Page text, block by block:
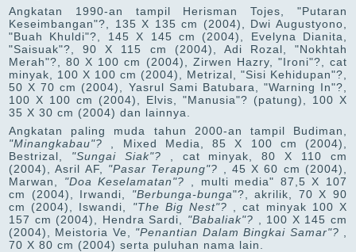
Angkatan 1990-an tampil Herisman Tojes, "Putaran
Keseimbangan"?, 135 X 135 cm (2004), Dwi Augustyono,
"Buah Khuldi"?, 145 X 145 cm (2004), Evelyna Dianita,
"Saisuak"?, 90 X 115 cm (2004), Adi Rozal, "Nokhtah
Merah"?, 80 X 100 cm (2004), Zirwen Hazry, "Ironi"?, cat
minyak, 100 X 100 cm (2004), Metrizal, "Sisi Kehidupan"?,
50 X 70 cm (2004), Yasrul Sami Batubara, "Warning In"?,
100 X 100 cm (2004), Elvis, "Manusia"? (patung), 100 X
35 X 30 cm (2004) dan lainnya.
Angkatan paling muda tahun 2000-an tampil Budiman,
"Minangkabau"?
, Mixed Media, 85 X 100 cm (2004),
Bestrizal, "Sungai Siak"?
, cat minyak, 80 X 110 cm
(2004), Asril AF, "Pasar Terapung"?
, 45 X 60 cm (2004),
Marwan, "Doa Keselamatan"?
, multi media" 87,5 X 107
cm (2004), Irwandi, "Berbunga-bunga"?, akrilik, 70 X 90
cm (2004), Iswandi, "The Big Nest"?
, cat minyak 100 X
157 cm (2004), Hendra Sardi, "Babaliak"?
, 100 X 145 cm
(2004), Meistoria Ve, "Penantian Dalam Bingkai Samar"?
70 X 80 cm (2004) serta puluhan nama lain.